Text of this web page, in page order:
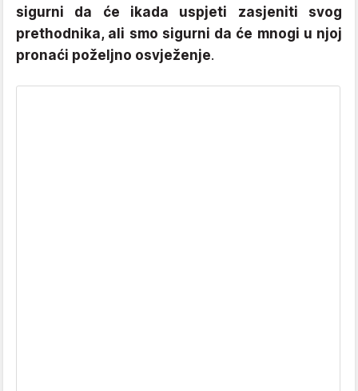
sigurni da će ikada uspjeti zasjeniti svog
prethodnika, ali smo sigurni da će mnogi u njoj
pronaći poželjno osvježenje.